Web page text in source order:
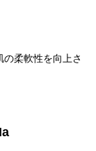
柔軟性を向上さ